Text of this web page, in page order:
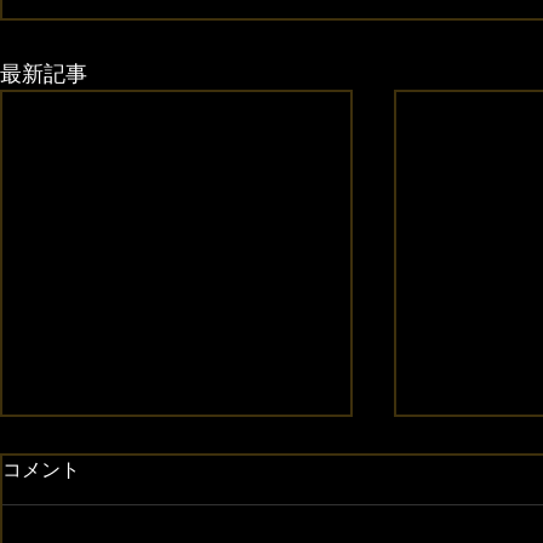
最新記事
コメント